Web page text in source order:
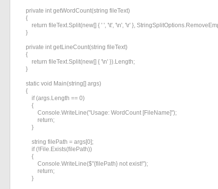
    private int getWordCount(string fileText)
    {
return fileText.Split(new[] { ' ', '\t', '\n', '\r' },
    }
    private int getLineCount(string fileText)
    {
        return fileText.Split(new[] { '\n' }).Length;
    }
    static void Main(string[] args)
    {
        if (args.Length == 0)
        {
            Console.WriteLine("Usage: WordCount [FileName]");
            return;
        }
        string filePath = args[0];
        if (!File.Exists(filePath))
        {
            Console.WriteLine($"{filePath} not exist!");
            return;
        }